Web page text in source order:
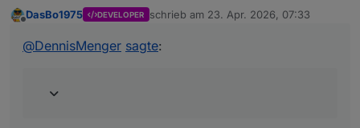
solar.extended.active
an_today
solar-control-active, der ist true
DasBo1975 DEVELOPER schrieb am 23. Apr. 2026, 07:33
zuletzt editiert von
@DennisMenger sagte: